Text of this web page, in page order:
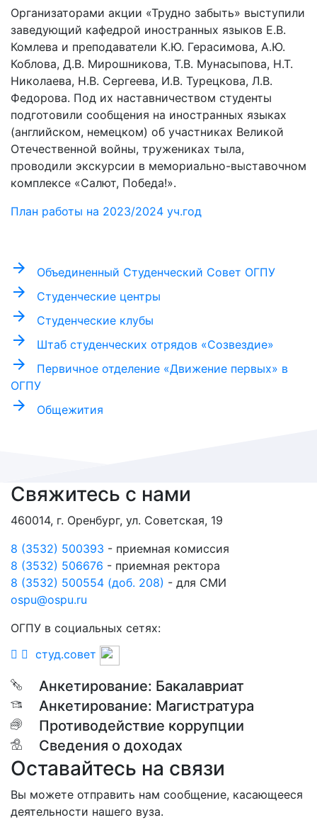
Организаторами акции «Трудно забыть» выступили
заведующий кафедрой иностранных языков Е.В.
Комлева и преподаватели К.Ю. Герасимова, А.Ю.
Коблова, Д.В. Мирошникова, Т.В. Мунасыпова, Н.Т.
Николаева, Н.В. Сергеева, И.В. Турецкова, Л.В.
Федорова. Под их наставничеством студенты
подготовили сообщения на иностранных языках
(английском, немецком) об участниках Великой
Отечественной войны, тружениках тыла,
проводили экскурсии в мемориально-выставочном
комплексе «Салют, Победа!».
План работы на 2023/2024 уч.год
arrow_forward Объединенный Студенческий Совет ОГПУ
arrow_forward Студенческие центры
arrow_forward Студенческие клубы
arrow_forward Штаб студенческих отрядов «Созвездие»
arrow_forward
Первичное отделение «Движение первых» в
ОГПУ
arrow_forward Общежития
Свяжитесь с нами
460014, г. Оренбург, ул. Советская, 19
8 (3532) 500393 - приемная комиссия
8 (3532) 506676 - приемная ректора
8 (3532) 500554 (доб. 208) - для СМИ
ospu@ospu.ru
ОГПУ в социальных сетях:
студ.совет
Анкетирование: Бакалавриат
Анкетирование: Магистратура
Противодействие коррупции
Сведения о доходах
Оставайтесь на связи
Вы можете отправить нам сообщение, касающееся
деятельности нашего вуза.